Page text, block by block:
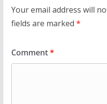
Your email address will
fields are marked *
Comment*